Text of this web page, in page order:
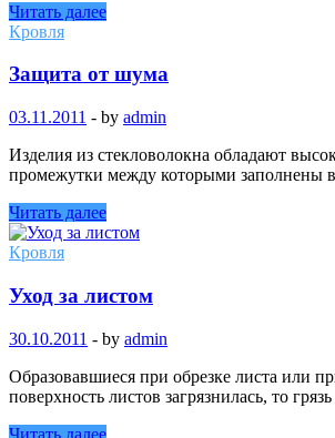
Читать далее
Кровля
Защита от шума
03.11.2011 - by admin
Изделия из стекловолокна обладают
промежутки между которыми заполнены
Читать далее
Кровля
Уход за листом
30.10.2011 - by admin
Образовавшиеся при обрезке листа или
поверхность листов загрязнилась, то
Читать далее